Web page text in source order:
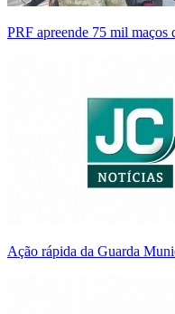
PRF apreende 75 mil maços
Ação rápida da Guarda